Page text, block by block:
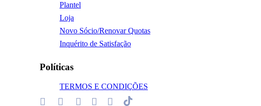
Plantel
Loja
Novo Sócio/Renovar Quotas
Inquérito de Satisfação
Políticas
TERMOS E CONDIÇÕES